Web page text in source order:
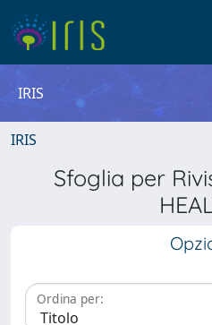
IRIS
IRIS
Sfoglia per
Ordina per: